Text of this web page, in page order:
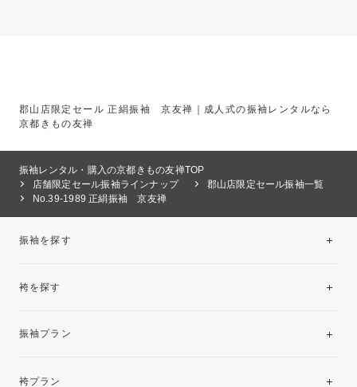
郡山店限定セール 正絹振袖 京友禅｜成人式の振袖レンタルなら
京都きもの友禅
振袖レンタル・購入の京都きもの友禅TOP
店舗限定セール振袖ラインナップ
郡山店限定セール振袖一覧
No.39-1989 正絹振袖 京友禅
振袖を探す
袴を探す
振袖プラン
レンタルプラン
袴プラン